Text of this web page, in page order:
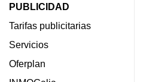
PUBLICIDAD
Tarifas publicitarias
Servicios
Oferplan